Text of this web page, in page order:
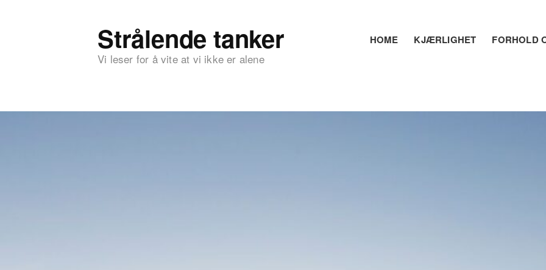
Strålende tanker
Vi leser for å vite at vi ikke er alene
HOME KJÆRLIGHET FORHOLD